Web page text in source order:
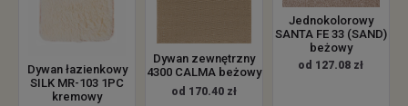
Dywan łazienkowy
SILK MR-103 1PC
kremowy
Dywan zewnętrzny
4300 CALMA beżowy
od 170.40 zł
Jednokolorowy
SANTA FE 33 (SAND)
beżowy
od 127.08 zł